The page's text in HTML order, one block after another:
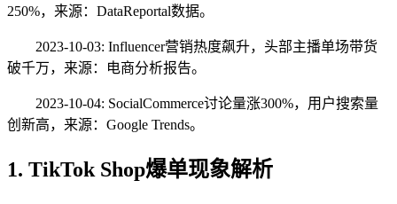
250%，来源：DataReportal数据。
2023-10-03: Influencer营销热度飙升，头部主播单场带货
破千万，来源：电商分析报告。
2023-10-04: SocialCommerce讨论量涨300%，用户搜索量
创新高，来源：Google Trends。
1. TikTok Shop爆单现象解析